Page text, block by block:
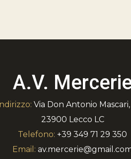
A.V.
Via Don Antonio Mascari,
23900 Lecco LC
Telefono: +39 349 71 29 350
Email: